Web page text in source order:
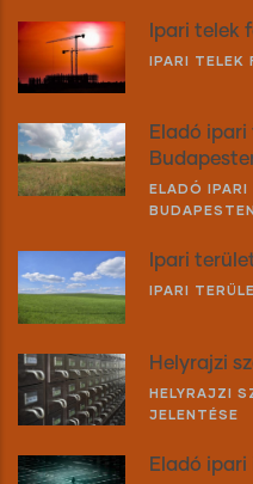
Ipari telek
IPARI TELEK
Eladó
ELADÓ
BUDAPESTEN
Ipari
IPARI
Helyrajzi
HELYRAJZI
JELENTÉSE
Eladó